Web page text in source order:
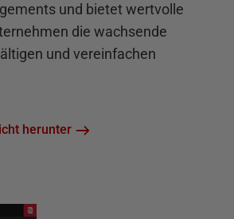
und bietet wertvolle
die wachsende
und vereinfachen
herunter